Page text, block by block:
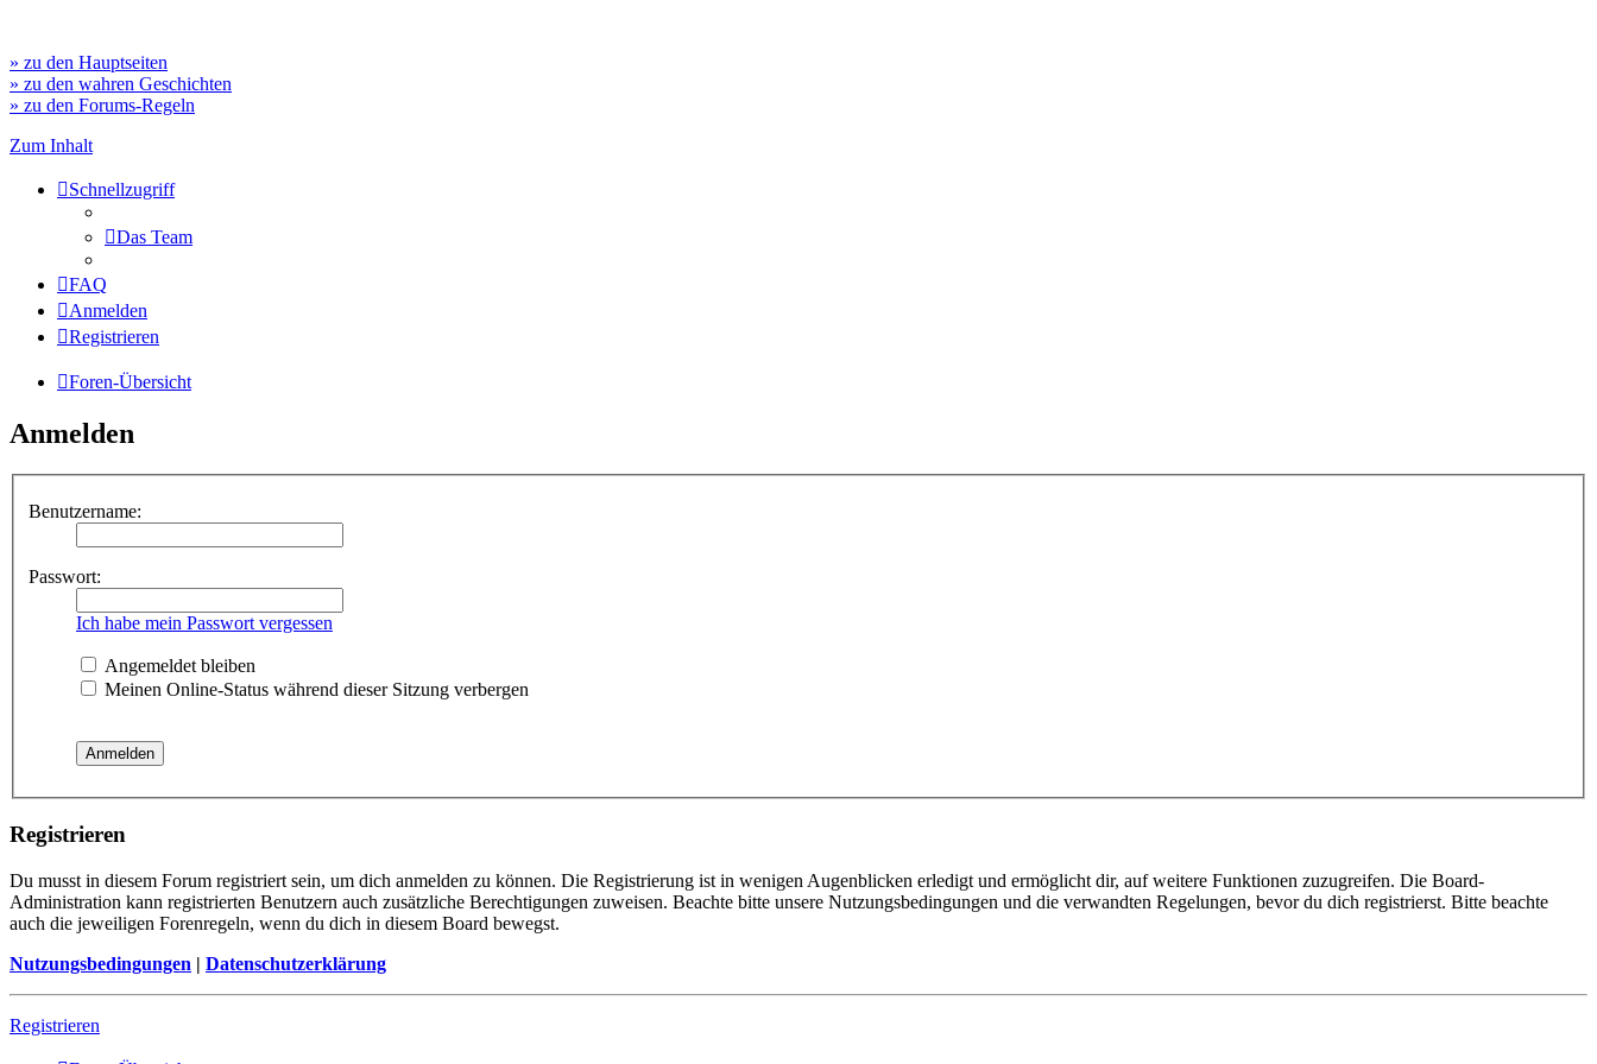
» zu den Hauptseiten
» zu den wahren Geschichten
» zu den Forums-Regeln
Zum Inhalt
Schnellzugriff
Das Team
FAQ
Anmelden
Registrieren
Foren-Übersicht
Anmelden
Benutzername:
Passwort:
Ich habe mein Passwort vergessen
Angemeldet bleiben
Meinen Online-Status während dieser Sitzung verbergen
Registrieren
Du musst in diesem Forum registriert sein, um dich anmelden zu können. Die Registrierung ist in wenigen Augenblicken erledigt und ermöglicht dir, auf weitere Funktionen zuzugreifen. Die Board-
Administration kann registrierten Benutzern auch zusätzliche Berechtigungen zuweisen. Beachte bitte unsere Nutzungsbedingungen und die verwandten Regelungen, bevor du dich registrierst. Bitte beachte
auch die jeweiligen Forenregeln, wenn du dich in diesem Board bewegst.
Nutzungsbedingungen | Datenschutzerklärung
Registrieren